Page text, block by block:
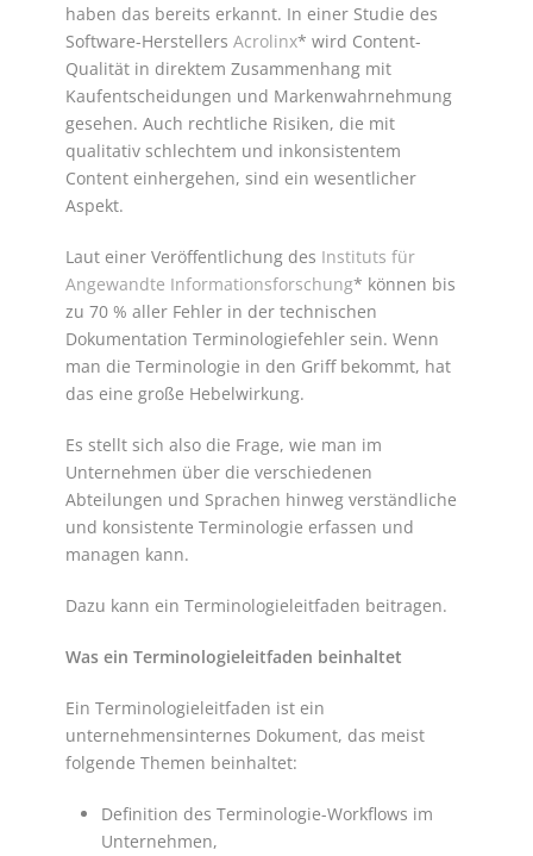
haben das bereits erkannt. In einer Studie des
Software-Herstellers Acrolinx* wird Content-
Qualität in direktem Zusammenhang mit
Kaufentscheidungen und Markenwahrnehmung
gesehen. Auch rechtliche Risiken, die mit
qualitativ schlechtem und inkonsistentem
Content einhergehen, sind ein wesentlicher
Aspekt.
Laut einer Veröffentlichung des Instituts für
Angewandte Informationsforschung* können bis
zu 70 % aller Fehler in der technischen
Dokumentation Terminologiefehler sein. Wenn
man die Terminologie in den Griff bekommt, hat
das eine große Hebelwirkung.
Es stellt sich also die Frage, wie man im
Unternehmen über die verschiedenen
Abteilungen und Sprachen hinweg verständliche
und konsistente Terminologie erfassen und
managen kann.
Dazu kann ein Terminologieleitfaden beitragen.
Was ein Terminologieleitfaden beinhaltet
Ein Terminologieleitfaden ist ein
unternehmensinternes Dokument, das meist
folgende Themen beinhaltet:
Definition des Terminologie-Workflows im
Unternehmen,